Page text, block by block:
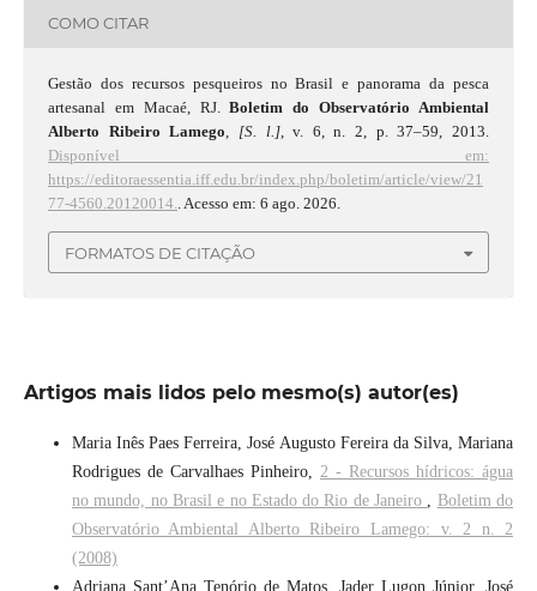
COMO CITAR
Gestão dos recursos pesqueiros no Brasil e panorama da pesca
artesanal em Macaé, RJ.Boletim do Observatório Ambiental
Alberto Ribeiro Lamego, [S. l.], v. 6, n. 2, p. 37–59, 2013.
Disponível em:
https://editoraessentia.iff.edu.br/index.php/boletim/article/view/21
77-4560.20120014.. Acesso em: 6 ago. 2026.
FORMATOS DE CITAÇÃO
Artigos mais lidos pelo mesmo(s) autor(es)
Maria Inês Paes Ferreira, José Augusto Fereira da Silva, Mariana
Rodrigues de Carvalhaes Pinheiro, 2 - Recursos hídricos: água
no mundo, no Brasil e no Estado do Rio de Janeiro
Boletim do
Observatório Ambiental Alberto Ribeiro Lamego: v. 2 n. 2
(2008)
Adriana Sant’Ana Tenório de Matos, Jader Lugon Júnior, José